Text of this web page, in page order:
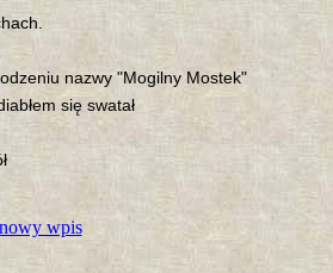
nazwy "Mogilny Mostek"
się swatał
wpis